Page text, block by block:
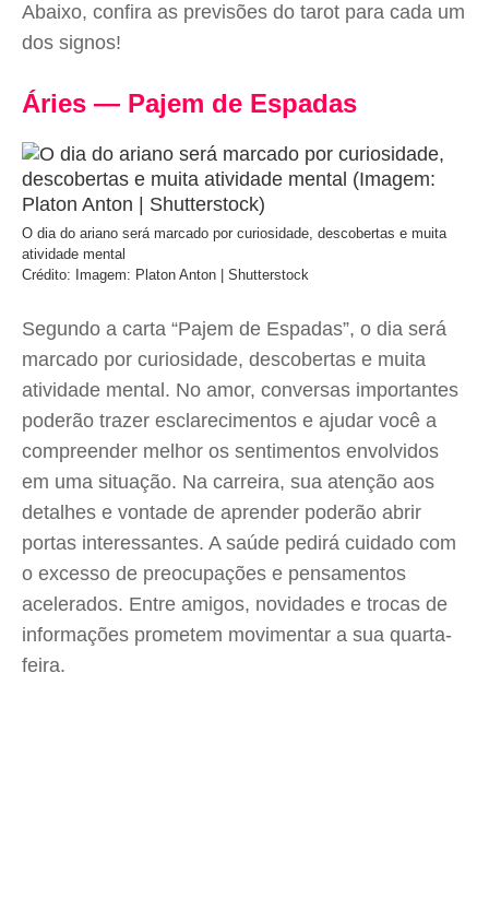
Abaixo, confira as previsões do tarot para cada um
dos signos!
Áries — Pajem de Espadas
O dia do ariano será marcado por curiosidade, descobertas e muita
atividade mental
Crédito: Imagem: Platon Anton | Shutterstock
Segundo a carta “Pajem de Espadas”, o dia será
marcado por curiosidade, descobertas e muita
atividade mental. No amor, conversas importantes
poderão trazer esclarecimentos e ajudar você a
compreender melhor os sentimentos envolvidos
em uma situação. Na carreira, sua atenção aos
detalhes e vontade de aprender poderão abrir
portas interessantes. A saúde pedirá cuidado com
o excesso de preocupações e pensamentos
acelerados. Entre amigos, novidades e trocas de
informações prometem movimentar a sua quarta-
feira.